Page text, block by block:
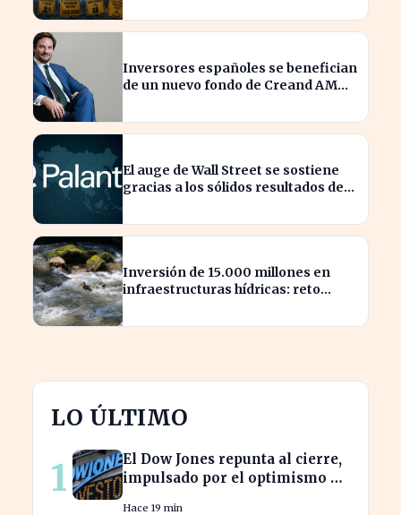
Inversores españoles se benefician
de un nuevo fondo de Creand AM
El auge de Wall Street se sostiene
gracias a los sólidos resultados de
Inversión de 15.000 millones en
infraestructuras hídricas: reto
LO ÚLTIMO
1
El Dow Jones repunta al cierre,
impulsado por el optimismo en
Hace 19 min